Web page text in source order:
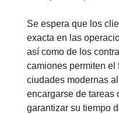
Se espera que los
exacta en las
así como de los
camiones permiten
ciudades modernas
encargarse de tareas
garantizar su tiempo